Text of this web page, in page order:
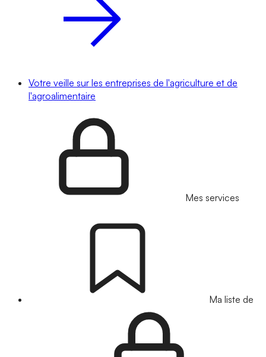
Votre veille sur les entreprises de l'agriculture et de
l'agroalimentaire
Mes services
Ma liste de